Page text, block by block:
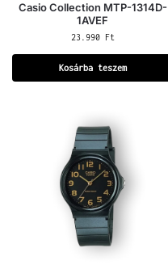
Casio Collection MTP-1314D-
1AVEF
23.990 Ft
Kosárba teszem